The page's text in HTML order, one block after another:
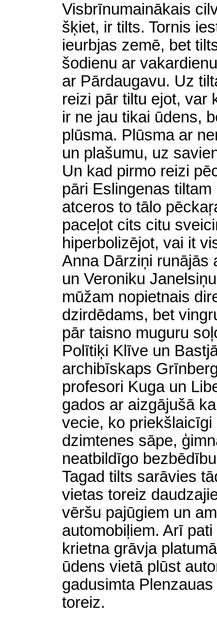
Visbrīnumainākais
šķiet, ir tilts. Tornis
ieurbjas zemē, bet
šodienu ar
ar Pārdaugavu. Uz
reizi pār tiltu ejot, var
ir ne jau tikai ūdens,
plūsma. Plūsma ar
un plašumu, uz
Un kad pirmo reizi
pāri Eslingenas
atceros to tālo
paceļot cits citu
hiperbolizējot, vai it
Anna Dārziņi runājās
un Veroniku
mūžam nopietnais
dzirdēdams, bet
pār taisno muguru
Polītiķi Klīve un
archibīskaps
profesori Kuga un
gados ar aizgājušā
vecie, ko
dzimtenes sāpe,
neatbildīgo
Tagad tilts sarāvies
vietas toreiz
vēršu pajūgiem un
automobiļiem. Arī
krietna grāvja
ūdens vietā plūst
gadusimta
toreiz.